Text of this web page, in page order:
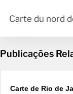
Carte du nord
Publicações
Carte de Rio de